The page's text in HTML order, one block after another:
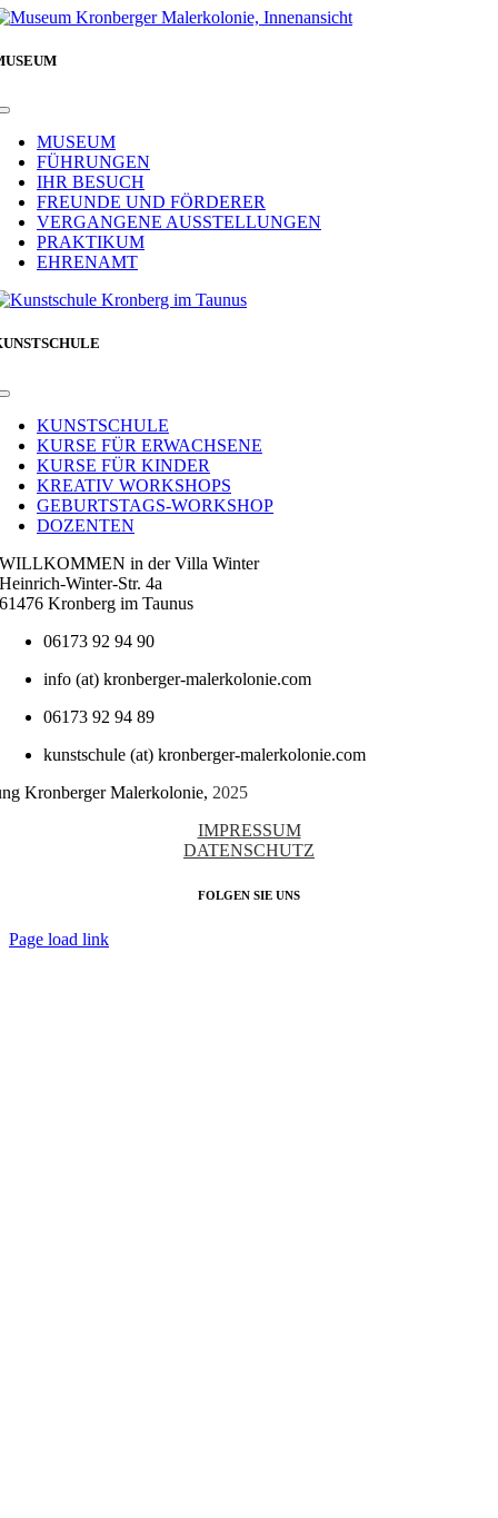
Toggle
NavigationMUSEUM
FÜHRUNGEN
IHR BESUCH
FREUNDE UND FÖRDERER
VERGANGENE AUSSTELLUNGEN
PRAKTIKUM
EHRENAMT
Toggle
NavigationKUNSTSCHULE
KURSE FÜR ERWACHSENE
KURSE FÜR KINDER
KREATIV WORKSHOPS
GEBURTSTAGS-WORKSHOP
DOZENTEN
WILLKOMMEN in der Villa Winter
Heinrich-Winter-Str. 4a
61476 Kronberg im Taunus
06173 92 94 90
info (at) kronberger-malerkolonie.com
06173 92 94 89
kunstschule (at) kronberger-malerkolonie.com
Kronberger Malerkolonie, 2025
IMPRESSUM
DATENSCHUTZ
FOLGEN SIE UNS
Page load link